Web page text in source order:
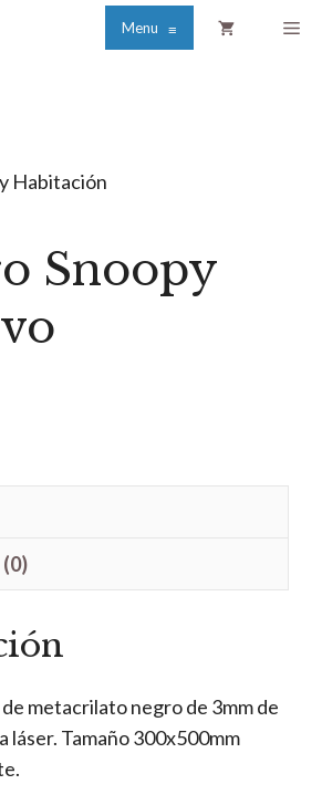
Menu ≡
Snoopy
metacrilato negro de 3mm de
láser. Tamaño 300x500mm